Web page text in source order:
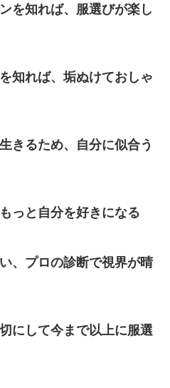
を知れば、服選びが楽し
知れば、垢ぬけておしゃ
きるため、自分に似合う
っと自分を好きになる
、プロの診断で視界が晴
にして今まで以上に服選